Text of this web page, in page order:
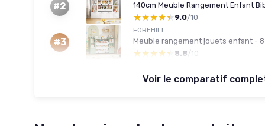
#2
★★★★★
★★★★★ 9.0/10
#3
FOREHILL
Meuble rangement jouets enfant -
★★★★★
★★★★★ 8.8 /10
Voir le comparatif